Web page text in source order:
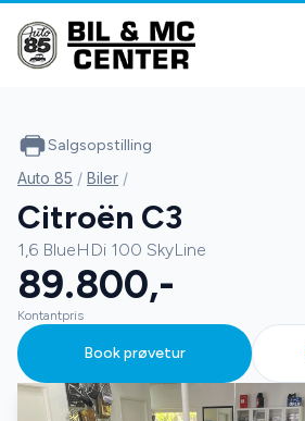
Salgsopstilling
Auto 85 / Biler /
Citroën C3
1,6 BlueHDi 100 SkyLine
89.800,-
Kontantpris
Book prøvetur